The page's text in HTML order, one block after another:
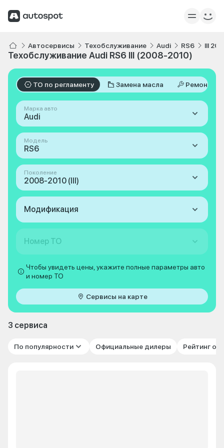
Автосервисы Техобслуживание Audi RS6 III
Техобслуживание Audi RS6 III (2008-2010)
ТО по регламенту Замена масла Ремонт
Марка авто
Audi
Модель
RS6
Поколение
2008-2010 (III)
Модификация
Номер ТО
Чтобы увидеть цены, укажите полные параметры авто
и номер ТО
Сервисы на карте
3 сервиса
По популярности Официальные дилеры Рейтинг